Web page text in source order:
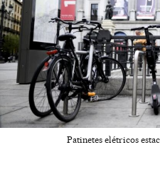
Patinetes elétricos